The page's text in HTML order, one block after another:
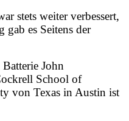
stets weiter verbessert,
gab es Seitens der
John
School of
von Texas in Austin ist